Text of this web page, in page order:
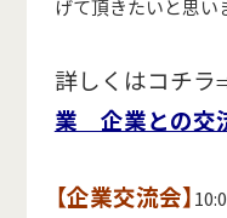
げて頂きたいと思い
詳しくはコチラ
業 企業との交
【企業交流会】